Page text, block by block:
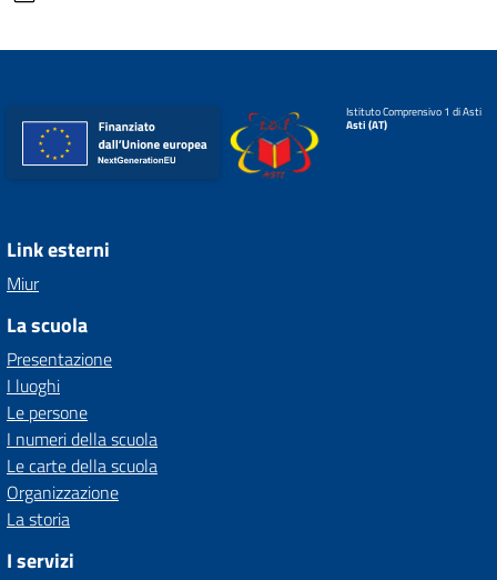
Istituto Comprensivo 1 di Asti
Asti (AT)
Link esterni
Miur
La scuola
Presentazione
I luoghi
Le persone
I numeri della scuola
Le carte della scuola
Organizzazione
La storia
I servizi